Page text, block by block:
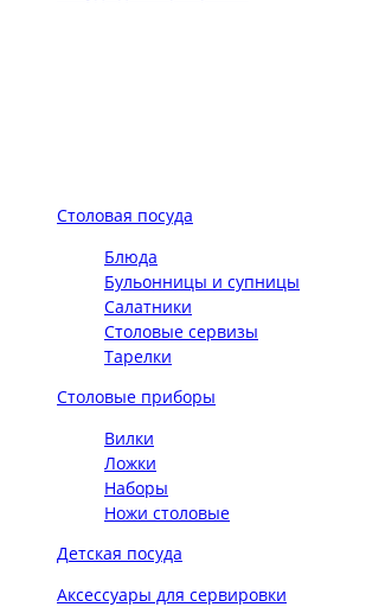
Столовая посуда
Блюда
Бульонницы и супницы
Салатники
Столовые сервизы
Тарелки
Столовые приборы
Вилки
Ложки
Наборы
Ножи столовые
Детская посуда
Аксессуары для сервировки